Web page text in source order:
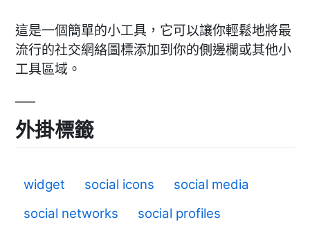
這是一個簡單的小工具，它可以讓你輕鬆地將最
流行的社交網絡圖標添加到你的側邊欄或其他小
工具區域。
外掛標籤
widget social icons
social media
social networks
social profiles